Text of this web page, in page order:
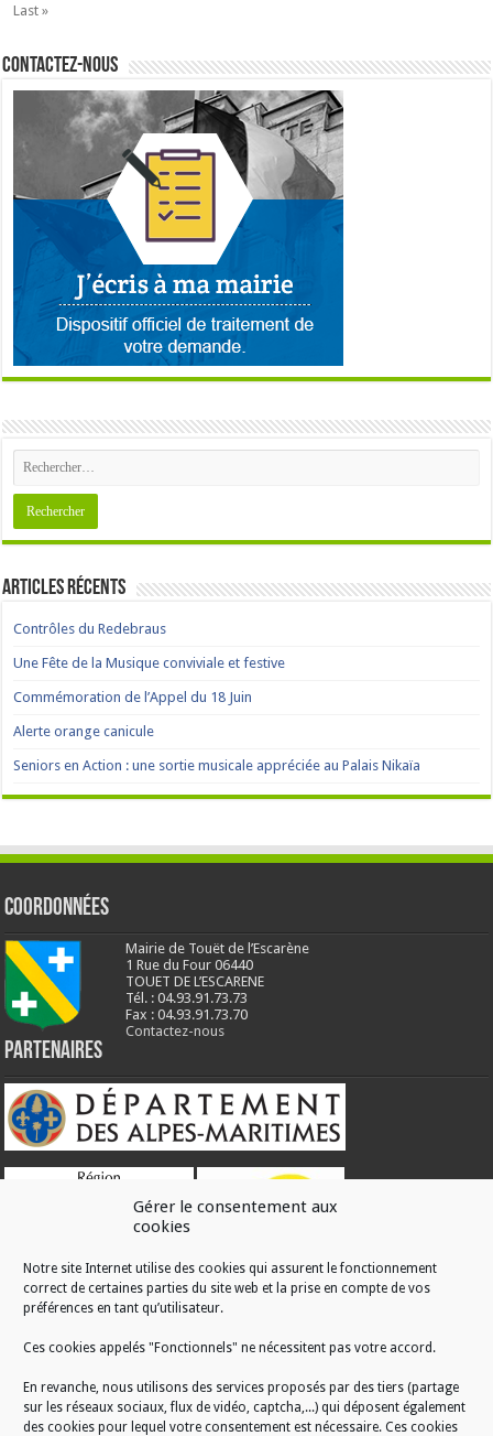
Gérer le consentement aux
cookies
Notre site Internet utilise des cookies qui assurent le fonctionnement
correct de certaines parties du site web et la prise en compte de vos
préférences en tant qu’utilisateur.
Ces cookies appelés "Fonctionnels" ne nécessitent pas votre accord.
En revanche, nous utilisons des services proposés par des tiers (partage
sur les réseaux sociaux, flux de vidéo, captcha,...) qui déposent également
des cookies pour lequel votre consentement est nécessaire. Ces cookies
Last »
Contactez-nous
Articles récents
Contrôles du Redebraus
Une Fête de la Musique conviviale et festive
Commémoration de l’Appel du 18 Juin
Alerte orange canicule
Seniors en Action : une sortie musicale appréciée au Palais Nikaïa
Coordonnées
Mairie de Touët de l’Escarène
1 Rue du Four 06440
TOUET DE L’ESCARENE
Tél. : 04.93.91.73.73
Fax : 04.93.91.73.70
Contactez-nous
Partenaires
RÉALISATION